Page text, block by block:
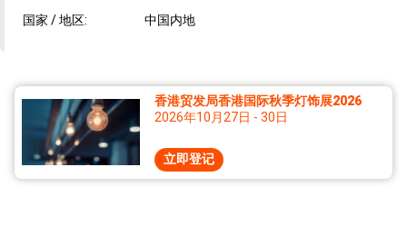
国家 / 地区:
中国内地
香港贸发局香港国际秋季灯饰展2026
2026年10月27日 - 30日
立即登记